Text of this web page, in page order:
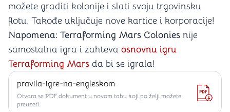
možete graditi kolonije i slati svoju trgovinsku
flotu. Takođe uključuje nove kartice i korporacije!
Napomena: Terraforming Mars Colonies nije
samostalna igra i zahteva osnovnu igru
Terraforming Mars da bi se igrala!
pravila-igre-na-engleskom
Otvara se PDF dokument u novom tabu koji po želji možete
preuzeti